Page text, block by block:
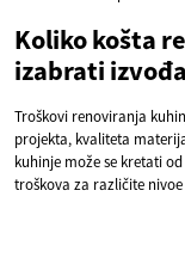
Koliko košta
izabrati
Troškovi renoviranja
projekta, kvaliteta
kuhinje može se kretati
troškova za različite